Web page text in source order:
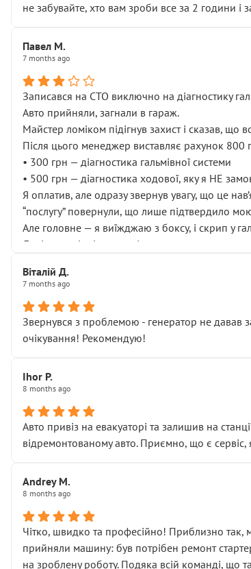
не забувайте, хто вам зроби все за 2 години і
Павел М.
7 months ago
Записався на СТО виключно на діагностику
Авто прийняли, загнали в гараж.
Майстер ломіком підігнув захист і сказав, що
Після цього менеджер виставляє рахунок 800
• 300 грн — діагностика гальмівної системи
• 500 грн — діагностика ходової, яку я НЕ
Я оплатив, але одразу звернув увагу, що це
“послугу” повернули, що лише підтвердило
Але головне — я виїжджаю з боксу, і скрип у
Далі ситуація тільки погіршилась:
• що біля авто стояти вже не можна
( ну все зняли та доробили) дякую!
Окремий момент, який виглядає абсурдно:
мені заявили, що бачок гальмівної рідини
Що прикро — це не перший мій візит. Раніше
пояснили, що це “старі гайки, які
Але після нинішнього візиту такі дрібниці вже
Я — клієнт, який працює на довірі, і саме її цей
Хотілося б більше:
• прозорості в роботах і рахунках
• реальної діагностики, а не формального
На жаль, складається враження, що сервіс
Стосовно комунікації - все добре
Віталій Д.
7 months ago
Звернувся з проблемою - генератор не давав
очікування! Рекомендую!
Ihor P.
8 months ago
Авто привіз на евакуаторі та залишив на
відремонтованому авто. Приємно, що є
Andrey M.
8 months ago
Чітко, швидко та професійно! Приблизно так,
прийняли машину: був потрібен ремонт
на зроблену роботу. Подяка всій команді, що